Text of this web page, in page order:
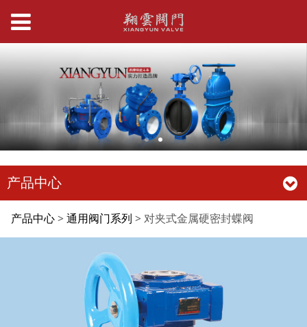
产品中心
对夹式金属硬密封蝶阀
产品中心> 通用阀门系列 > 对夹式金属硬密封蝶阀